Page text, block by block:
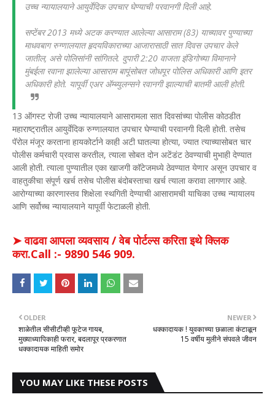
उच्च न्यायालयाने आयुर्वेदिक उपचार घेण्याची परवानगी दिली आहे.
सप्टेंबर 2013 मध्ये अटक करण्यात आलेल्या आसाराम (83) याच्यावर पुण्याच्या
माधवबाग रुग्णालयात हृदयविकाराच्या आजारासाठी सात दिवस उपचार केले
जातील, असे पोलिसांनी सांगितले. दुपारी 2:20 वाजता इंडिगोच्या विमानाने
मुंबईला रवाना झालेल्या आसाराम बापूंसोबत जोधपूर पोलिस अधिकारी आणि इतर
अधिकारी होते. यापूर्वी एअर ॲम्ब्युलन्सने रवानगी झाल्याची बातमी आली होती.
13 ऑगस्ट रोजी उच्च न्यायालयाने आसारामला सात दिवसांच्या पोलीस कोठडीत
महाराष्ट्रातील आयुर्वेदिक रुग्णालयात उपचार घेण्याची परवानगी दिली होती. तसेच
पॅरोल मंजूर करताना हायकोर्टाने काही अटी घातल्या होत्या, ज्यात त्याच्यासोबत चार
पोलीस कर्मचारी प्रवास करतील, त्याला सोबत दोन अटेंडंट ठेवण्याची मुभाही देण्यात
आली होती. त्याला पुण्यातील एका खाजगी कॉटेजमध्ये ठेवण्यात येणार असून उपचार व
वाहतुकीचा संपूर्ण खर्च तसेच पोलीस बंदोबस्ताचा खर्च त्याला करावा लागणार आहे.
आरोग्याच्या कारणास्तव शिक्षेला स्थगिती देण्याची आसारामची याचिका उच्च न्यायालय
आणि सर्वोच्च न्यायालयाने यापूर्वी फेटाळली होती.
➤ वाढवा आपला व्यवसाय / वेब पोर्टल्स करिता इथे क्लिक
करा.Call :- 9890 546 909.
NEWER
धक्कादायक ! युवकाच्या छळाला कंटाळून
15 वर्षीय मुलीने संपवले जीवन
OLDER
शाळेतील सीसीटीव्ही फूटेज गायब,
मुख्याध्यापिकाही फरार, बदलापूर प्रकरणात
धक्कादायक माहिती समोर
YOU MAY LIKE THESE POSTS